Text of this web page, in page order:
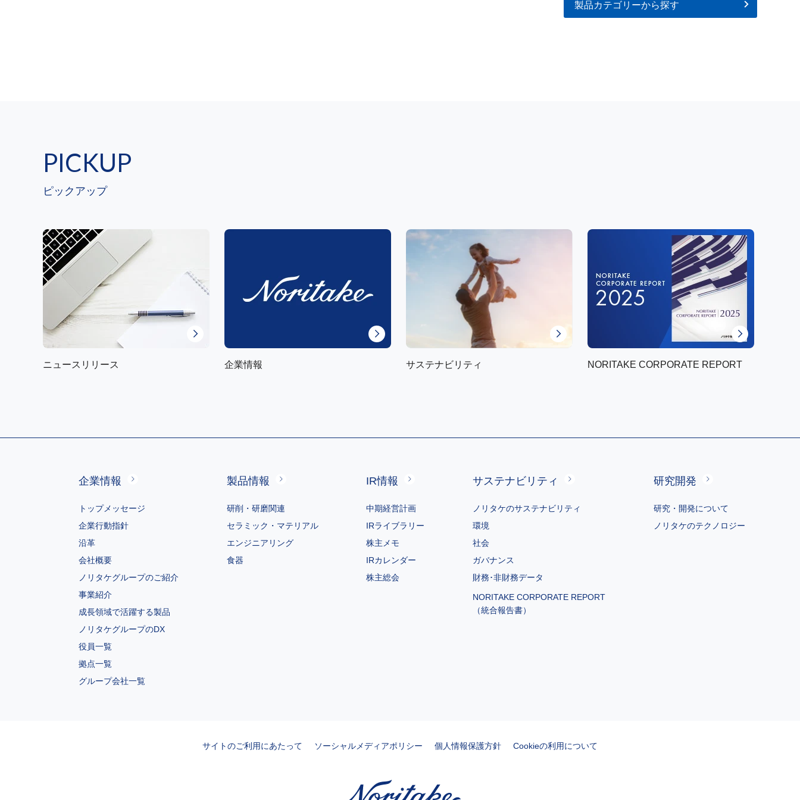
製品カテゴリーから探す
PICKUP
ピックアップ
ニュースリリース 企業情報 サステナビリティ NORITAKE CORPORATE REPORT
企業情報
トップメッセージ
企業行動指針
沿革
会社概要
ノリタケグループのご紹介
事業紹介
成長領域で活躍する製品
ノリタケグループのDX
役員一覧
拠点一覧
グループ会社一覧
製品情報
研削・研磨関連
セラミック・マテリアル
エンジニアリング
食器
IR情報
中期経営計画
IRライブラリー
株主メモ
IRカレンダー
株主総会
サステナビリティ
ノリタケのサステナビリティ
環境
社会
ガバナンス
財務･非財務データ
NORITAKE CORPORATE REPORT
（統合報告書）
研究開発
研究・開発について
ノリタケのテクノロジー
サイトのご利用にあたって ソーシャルメディアポリシー 個人情報保護方針 Cookieの利用について